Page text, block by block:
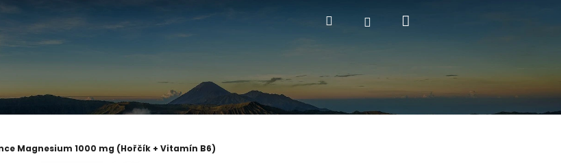
HledatPřihlášení
Magnesium 1000 mg (Hořčík + Vitamín B6)